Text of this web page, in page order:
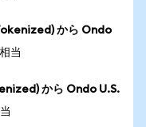
から Ondo
当
から Ondo U.S.